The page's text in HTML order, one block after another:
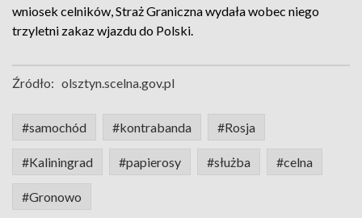
wniosek celników, Straż Graniczna wydała wobec niego
trzyletni zakaz wjazdu do Polski.
Źródło: olsztyn.scelna.gov.pl
#samochód #kontrabanda #Rosja
#Kaliningrad #papierosy #służba #celna
#Gronowo